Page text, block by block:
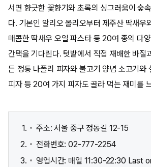
서면 향긋한 꽃향기와 초록의 싱그러움이 숲
다. 기본인 알리오 올리오부터 제주산 딱새우
매콤한 딱새우 오일 파스타 등 20여 종의 다
간택을 기다린다. 텃밭에서 직접 재배한 바질
든 정통 나폴리 피자와 불고기 양념 소고기와
피자 등 20여 가지 피자도 골라 먹는 재미를
주소: 서울 중구 정동길 12-15
전화번호: 02-777-2254
영업시간: 매일 11:30-22:30 Last